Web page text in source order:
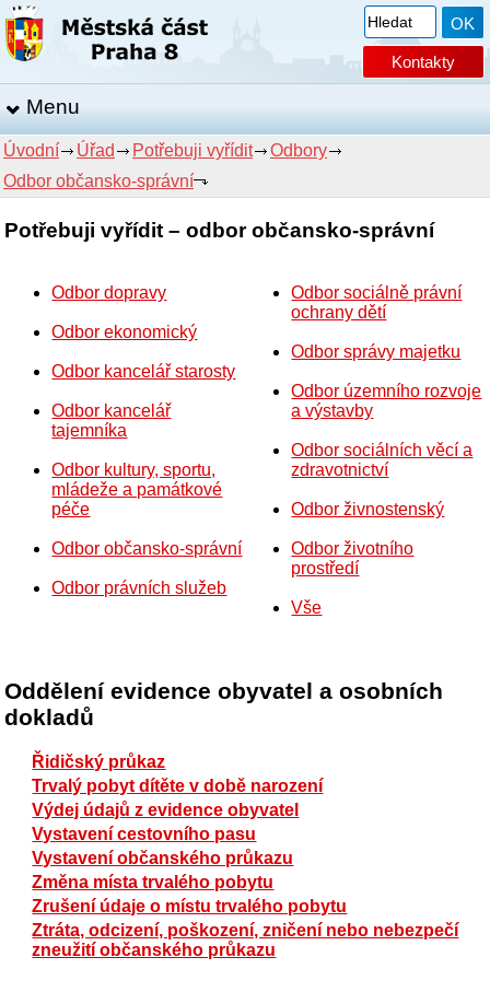
Kontakty
Menu
Úvodní Úřad Potřebuji vyřídit
Odbory
Odbor občansko-správní
Potřebuji vyřídit – odbor občansko-správní
Odbor dopravy
Odbor ekonomický
Odbor kancelář starosty
Odbor kancelář
tajemníka
Odbor kultury, sportu,
mládeže a památkové
péče
Odbor občansko-správní
Odbor právních služeb
Odbor sociálně právní
ochrany dětí
Odbor správy majetku
Odbor územního rozvoje
a výstavby
Odbor sociálních věcí a
zdravotnictví
Odbor živnostenský
Odbor životního
prostředí
Vše
Oddělení evidence obyvatel a osobních
dokladů
Řidičský průkaz
Trvalý pobyt dítěte v době narození
Výdej údajů z evidence obyvatel
Vystavení cestovního pasu
Vystavení občanského průkazu
Změna místa trvalého pobytu
Zrušení údaje o místu trvalého pobytu
Ztráta, odcizení, poškození, zničení nebo nebezpečí
zneužití občanského průkazu